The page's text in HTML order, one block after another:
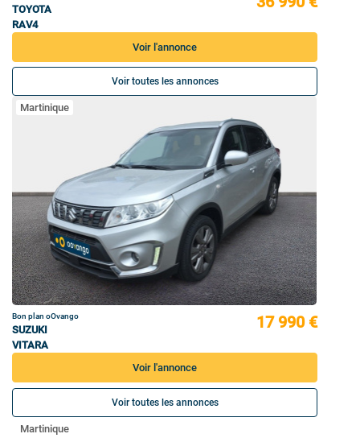
TOYOTA
RAV4
Voir l'annonce
Voir toutes les annonces
Martinique
Bon plan oOvango
SUZUKI
VITARA
17 990 €
Voir l'annonce
Voir toutes les annonces
Martinique